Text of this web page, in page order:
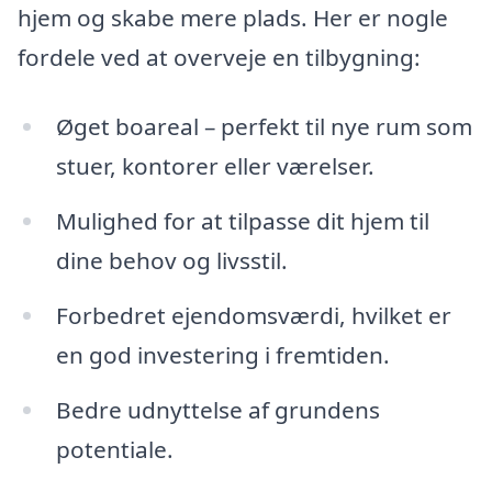
hjem og skabe mere plads. Her er nogle
fordele ved at overveje en tilbygning:
Øget boareal – perfekt til nye rum som
stuer, kontorer eller værelser.
Mulighed for at tilpasse dit hjem til
dine behov og livsstil.
Forbedret ejendomsværdi, hvilket er
en god investering i fremtiden.
Bedre udnyttelse af grundens
potentiale.